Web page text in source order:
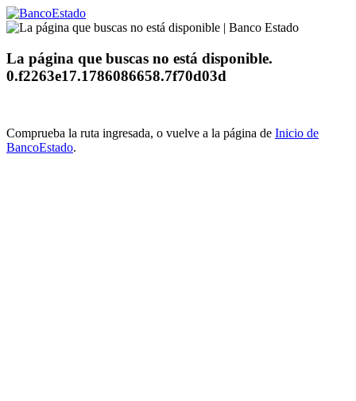
La página que buscas no está disponible.
0.f2263e17.1786086658.7f70d03d
Comprueba la ruta ingresada, o vuelve a la página de Inicio de
BancoEstado.